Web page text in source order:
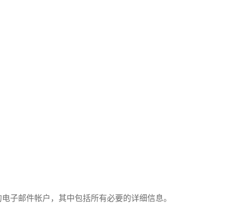
子邮件帐户，其中包括所有必要的详细信息。